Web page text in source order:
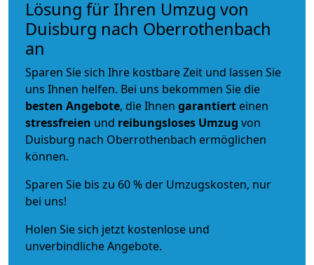
Lösung für Ihren Umzug von
Duisburg nach Oberrothenbach
an
Sparen Sie sich Ihre kostbare Zeit und lassen Sie
uns Ihnen helfen. Bei uns bekommen Sie die
besten Angebote, die Ihnen garantiert einen
stressfreien und reibungsloses Umzug von
Duisburg nach Oberrothenbach ermöglichen
können.
Sparen Sie bis zu 60 % der Umzugskosten, nur
bei uns!
Holen Sie sich jetzt kostenlose und
unverbindliche Angebote.